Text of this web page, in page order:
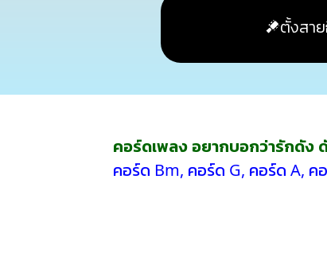
ตั้งสา
คอร์ดเพลง อยากบอกว่ารักดัง
คอร์ด Bm, คอร์ด G, คอร์ด A, ค